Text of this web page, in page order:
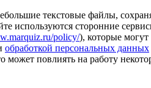
текстовые файлы,
используются сторонние
policy/), которые могут
обработкой персональных данных
может повлиять на работу